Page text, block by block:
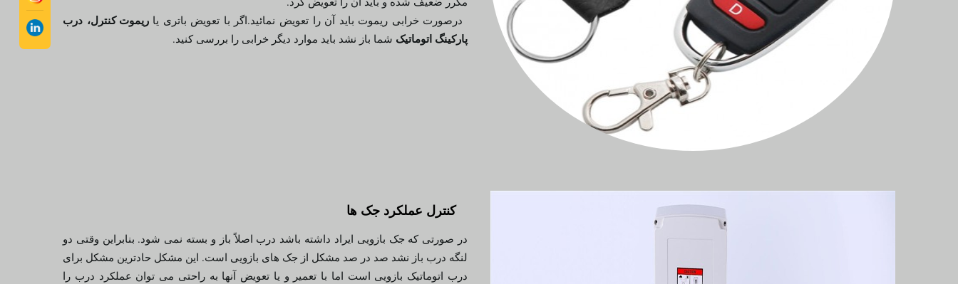
درصورت خرابی ریموت باید آن را تعویض نمائید.اگر با تعویض باتری یاریموت کنترل، درب
پارکینگ اتوماتیک شما باز نشد باید موارد دیگر خرابی را بررسی کنید.
کنترل عملکرد جک ها
در صورتی که جک بازویی ایراد داشته باشد درب اصلاً باز و بسته نمی شود. بنابراین وقتی دو
لنگه درب باز نشد صد در صد مشکل از جک های بازویی است. این مشکل حادترین مشکل برای
درب اتوماتیک بازویی است اما با تعمیر و یا تعویض آنها به راحتی می توان عملکرد درب را